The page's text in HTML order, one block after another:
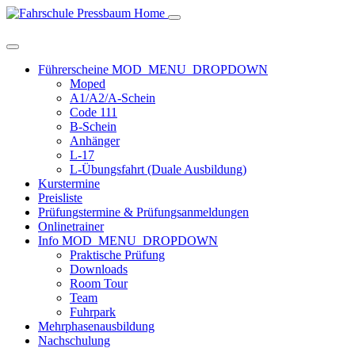
Home
Führerscheine MOD_MENU_DROPDOWN
Moped
A1/A2/A-Schein
Code 111
B-Schein
Anhänger
L-17
L-Übungsfahrt (Duale Ausbildung)
Kurstermine
Preisliste
Prüfungstermine & Prüfungsanmeldungen
Onlinetrainer
Info MOD_MENU_DROPDOWN
Praktische Prüfung
Downloads
Room Tour
Team
Fuhrpark
Mehrphasenausbildung
Nachschulung